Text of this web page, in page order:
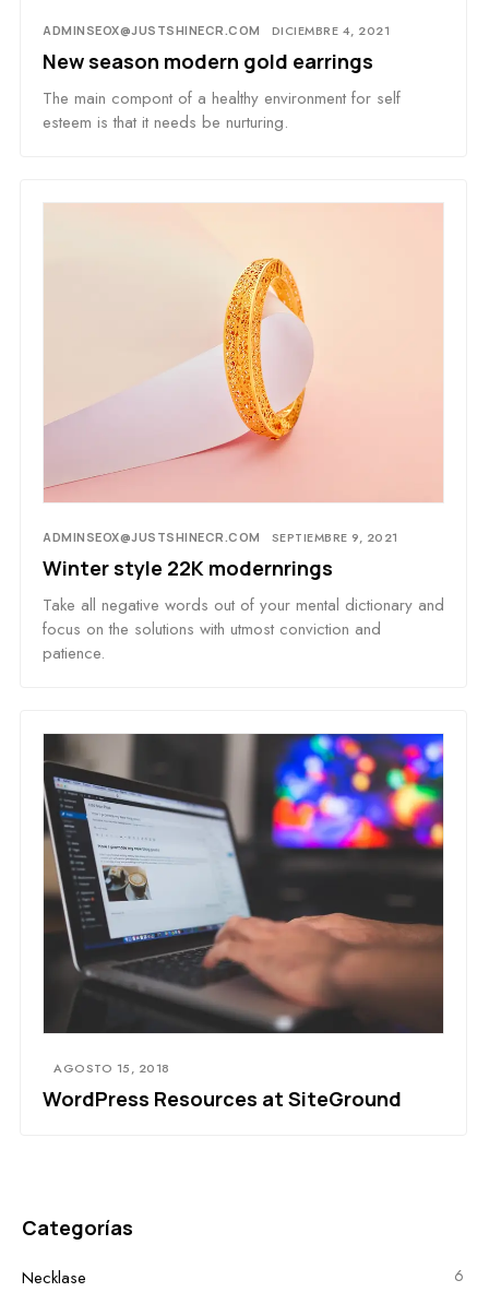
ADMINSEOX@JUSTSHINECR.COM DICIEMBRE 4, 2021
New season modern gold earrings
The main compont of a healthy environment for self
esteem is that it needs be nurturing.
ADMINSEOX@JUSTSHINECR.COM SEPTIEMBRE 9, 2021
Winter style 22K modernrings
Take all negative words out of your mental dictionary and
focus on the solutions with utmost conviction and
patience.
AGOSTO 15, 2018
WordPress Resources at SiteGround
Categorías
Necklase 6